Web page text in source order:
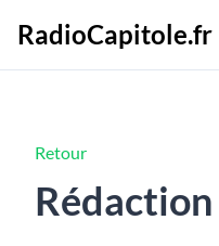
RadioCapitole.fr
Retour
Rédaction